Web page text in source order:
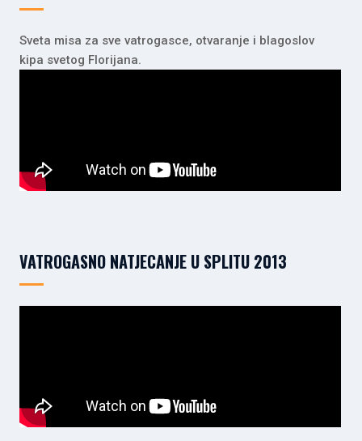
Sveta misa za sve vatrogasce, otvaranje i blagoslov
kipa svetog Florijana.
VATROGASNO NATJECANJE U SPLITU 2013